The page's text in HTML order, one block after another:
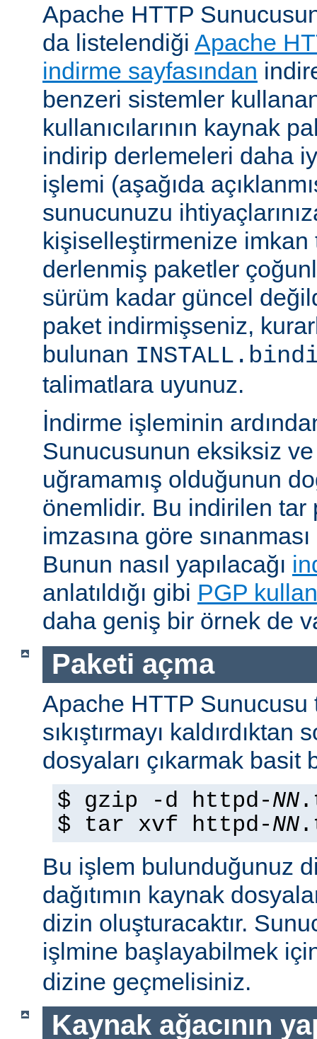
Apache HTTP
da listelendiği Apache
indirme sayfasından
benzeri sistemler
kullanıcılarının kaynak
indirip derlemeleri daha
işlemi (aşağıda
sunucunuzu
kişiselleştirmenize imkan
derlenmiş paketler
sürüm kadar güncel
paket indirmişseniz,
bulunan
talimatlara uyunuz.
İndirme işleminin
Sunucusunun eksiksiz
uğramamış olduğunun
önemlidir. Bu indirilen tar
imzasına göre
Bunun nasıl yapılacağı
anlatıldığı gibi PGP
daha geniş bir örnek de
Paketi açma
Apache HTTP Sunucusu
sıkıştırmayı
dosyaları çıkarmak basit
$ gzip -d httpd-NN
$ tar xvf httpd-NN
Bu işlem bulunduğunuz
dağıtımın kaynak
dizin oluşturacaktır.
işlmine başlayabilmek
dizine geçmelisiniz.
Kaynak ağacının